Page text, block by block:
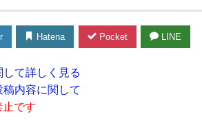
Hatena Pocket LINE
て詳しく見る
内容に関して
です